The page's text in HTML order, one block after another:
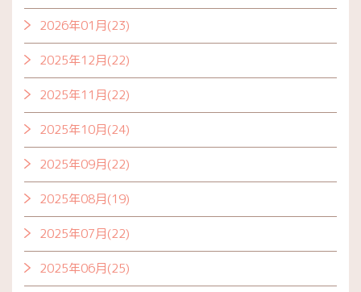
2026年01月(23)
2025年12月(22)
2025年11月(22)
2025年10月(24)
2025年09月(22)
2025年08月(19)
2025年07月(22)
2025年06月(25)